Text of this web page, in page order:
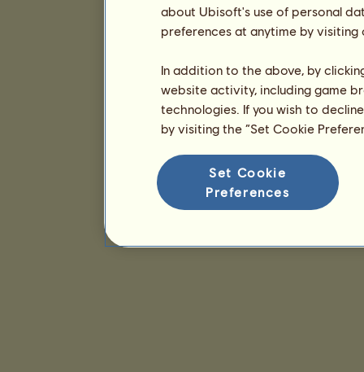
about Ubisoft's use of personal
preferences at anytime by
In addition to the above, by
website activity, including game
technologies. If you wish to
by visiting the “Set Cookie
Set Cookie
Preferences